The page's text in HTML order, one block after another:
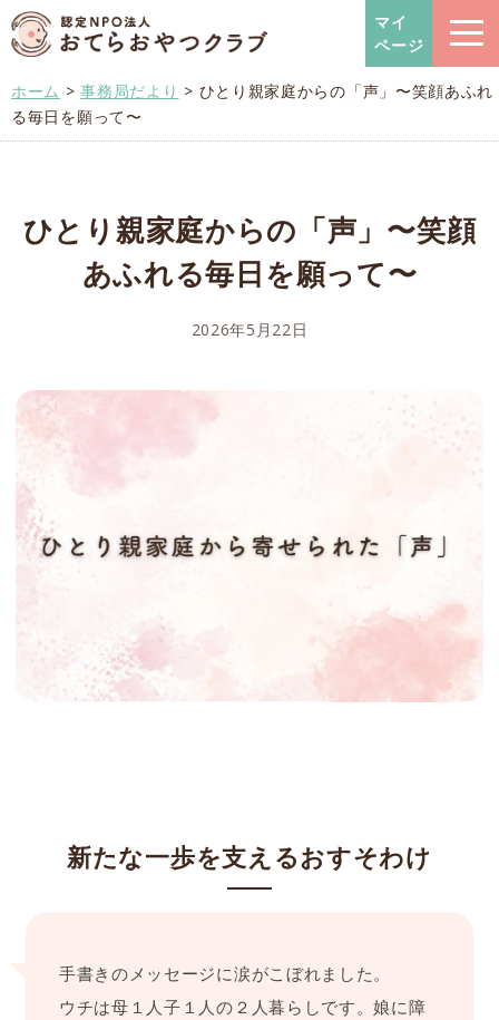
おてらおやつクラブ – たよっ
マイ
ページ
ホーム >事務局だより > ひとり親家庭からの「声」〜笑顔あふれ
る毎日を願って〜
ひとり親家庭からの「声」〜笑顔
あふれる毎日を願って〜
2026年5月22日
新たな一歩を支えるおすそわけ
手書きのメッセージに涙がこぼれました。
ウチは母１人子１人の２人暮らしです。娘に障